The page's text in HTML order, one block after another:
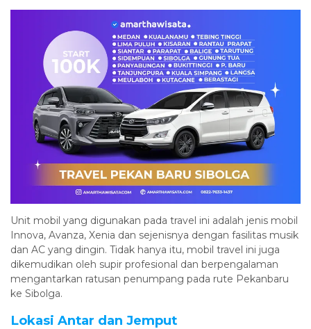
Unit mobil yang digunakan pada travel ini adalah jenis mobil
Innova, Avanza, Xenia dan sejenisnya dengan fasilitas musik
dan AC yang dingin. Tidak hanya itu, mobil travel ini juga
dikemudikan oleh supir profesional dan berpengalaman
mengantarkan ratusan penumpang pada rute Pekanbaru
ke Sibolga.
Lokasi Antar dan Jemput